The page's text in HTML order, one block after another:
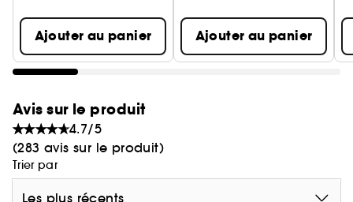
Ajouter au panier Ajouter au panier
Avis sur le produit
4.7/5
(283 avis sur le produit)
Trier par
Les plus récents